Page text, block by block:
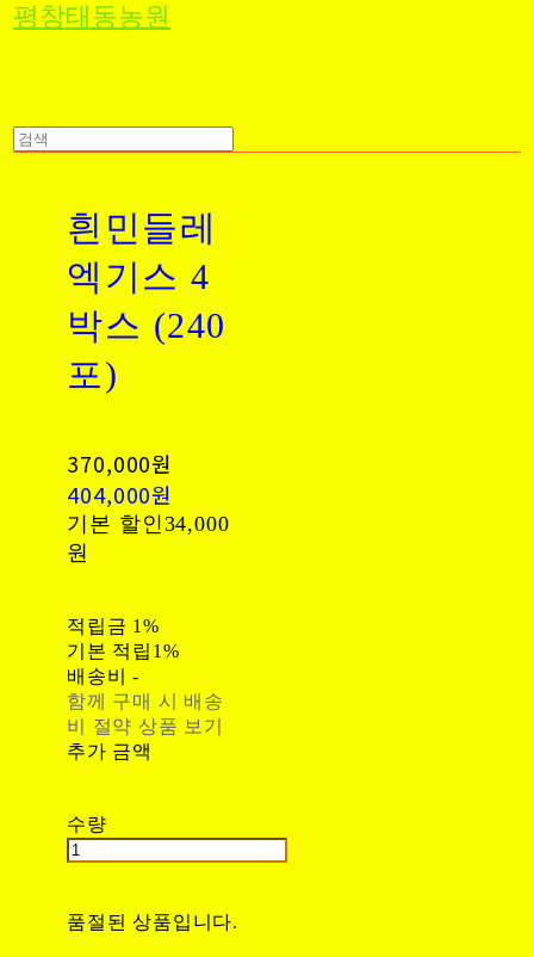
평창태동농원
흰민들레
엑기스 4
박스 (240
포)
370,000원
404,000원
기본 할인34,000
원
적립금 1%
기본 적립 1%
배송비-
함께 구매 시 배송
비 절약 상품 보기
추가 금액
수량
품절된 상품입니다.